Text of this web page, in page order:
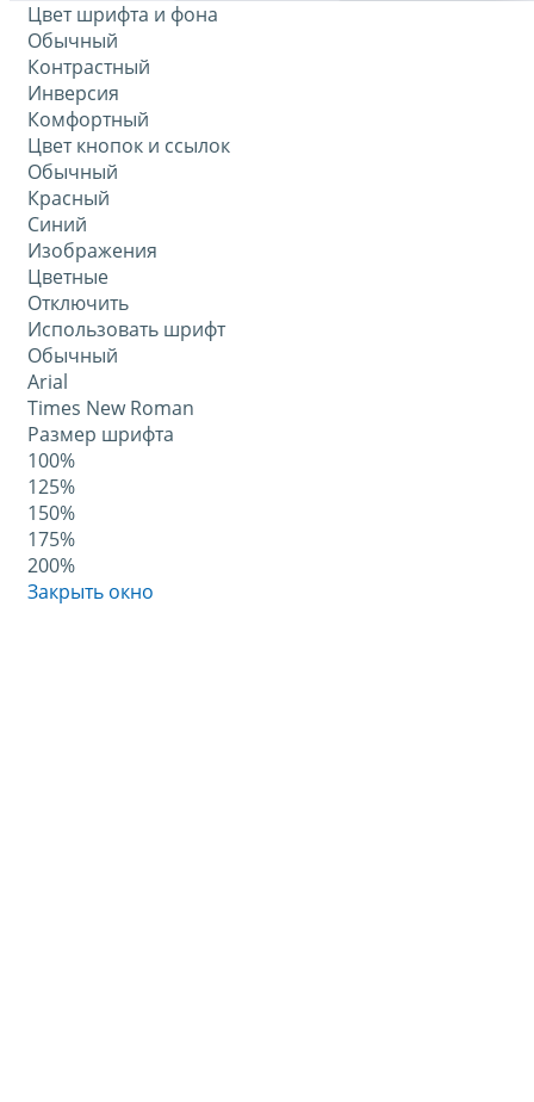
Цвет шрифта и фона
Обычный
Контрастный
Инверсия
Комфортный
Цвет кнопок и ссылок
Обычный
Красный
Синий
Изображения
Цветные
Отключить
Использовать шрифт
Обычный
Arial
Times New Roman
Размер шрифта
100%
125%
150%
175%
200%
Закрыть окно